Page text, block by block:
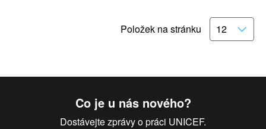
Položek na stránku
Co je u nás nového?
Dostávejte zprávy o práci UNICEF.